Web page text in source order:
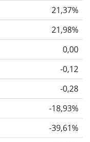
der Daten der
sehen kannst, ob
der Zeit stärker
Informationen
von 1, 3 und 5
als die
21,37%
21,98%
0,00
-0,12
-0,28
-18,93%
-39,61%